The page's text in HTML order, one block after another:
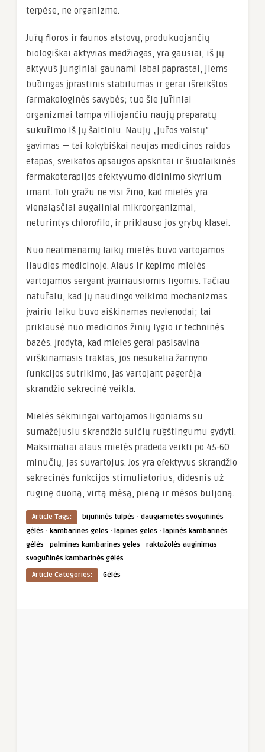
terpėse, ne organizme.
Jūrų floros ir faunos atstovų, produkuojančių
biologiškai aktyvias medžiagas, yra gausiai, iš jų
aktyvūs junginiai gaunami labai paprastai, jiems
būdingas įprastinis stabilumas ir gerai išreikštos
farmakologinės savybės; tuo šie jūriniai
organizmai tampa viliojančiu naujų preparatų
sukūrimo iš jų šaltiniu. Naujų „jūros vaistų”
gavimas — tai kokybiškai naujas medicinos raidos
etapas, sveikatos apsaugos apskritai ir šiuolaikinės
farmakoterapijos efektyvumo didinimo skyrium
imant. Toli gražu ne visi žino, kad mielės yra
vienaląsčiai augaliniai mikroorganizmai,
neturintys chlorofilo, ir priklauso jos grybų klasei.
Nuo neatmenamų laikų mielės buvo vartojamos
liaudies medicinoje. Alaus ir kepimo mielės
vartojamos sergant įvairiausiomis ligomis. Tačiau
natūralu, kad jų naudingo veikimo mechanizmas
įvairiu laiku buvo aiškinamas nevienodai; tai
priklausė nuo medicinos žinių lygio ir techninės
bazės. Įrodyta, kad mieles gerai pasisavina
virškinamasis traktas, jos nesukelia žarnyno
funkcijos sutrikimo, jas vartojant pagerėja
skrandžio sekrecinė veikla.
Mielės sėkmingai vartojamos ligoniams su
sumažėjusiu skrandžio sulčių rūgštingumu gydyti.
Maksimaliai alaus mielės pradeda veikti po 45-60
minučių, jas suvartojus. Jos yra efektyvus skrandžio
sekrecinės funkcijos stimuliatorius, didesnis už
ruginę duoną, virtą mėsą, pieną ir mėsos buljoną.
Article Tags: bijūninės tulpės · daugiametės svogūninės
gėlės · kambarines geles · lapines geles · lapinės kambarinės
gėlės · palmines kambarines geles · raktažolės auginimas ·
svogūninės kambarinės gėlės
Article Categories:
Gėlės